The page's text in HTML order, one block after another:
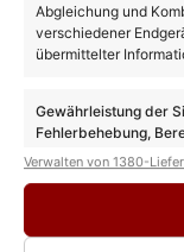
Abgleichung und
verschiedener
übermittelter
Gewährleistung der
Fehlerbehebung,
Entscheidungen
Verwalten von 1380-